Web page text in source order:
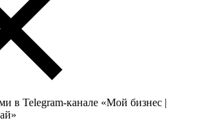
в Telegram-канале «Мой бизнес |